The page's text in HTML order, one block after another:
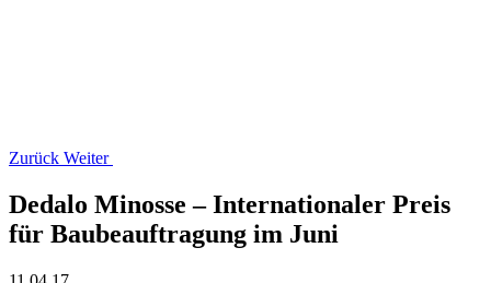
Zurück Weiter
Dedalo Minosse – Internationaler Preis
für Baubeauftragung im Juni